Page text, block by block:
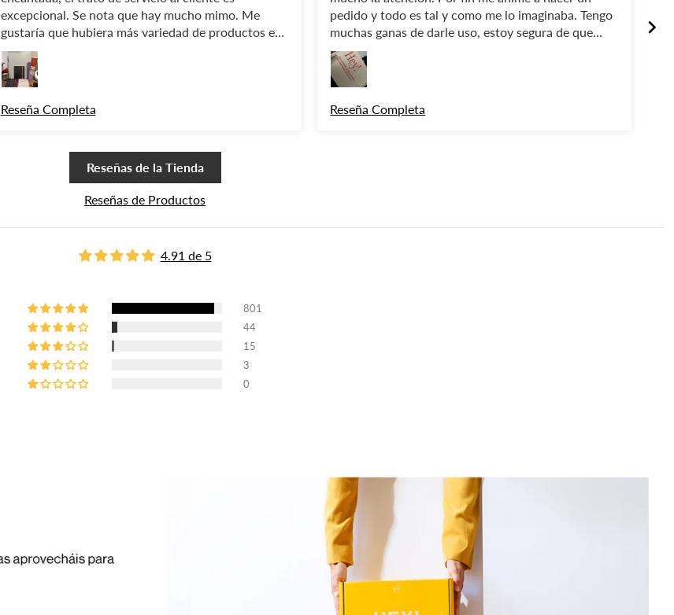
excepcional. Se nota que hay mucho mimo. Me
gustaría que hubiera más variedad de productos en
la página web, pero entiendo que es difícil.
Reseña Completa
pedido y todo es tal y como me lo imaginaba. Tengo
muchas ganas de darle uso, estoy segura de que
cumplirá con todas mis expectativas. ¡Gracias!
Reseña Completa
Reseñas de la Tienda
Reseñas de Productos
4.91 de 5
801
44
15
3
0